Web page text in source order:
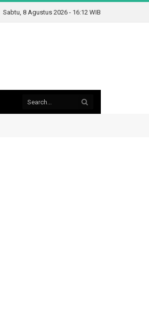
Sabtu, 8 Agustus 2026 - 16:12 WIB